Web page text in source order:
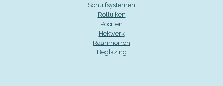
Schuifsystemen
Rolluiken
Poorten
Hekwerk
Raamhorren
Beglazing